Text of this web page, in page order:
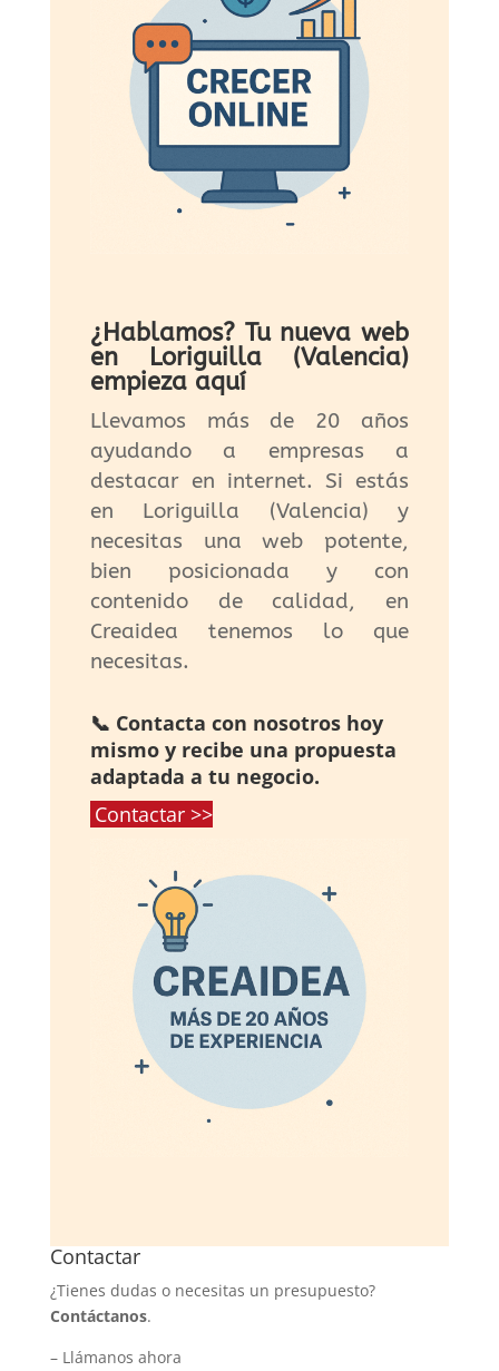
¿Hablamos? Tu nueva web
en Loriguilla (Valencia)
empieza aquí
Llevamos más de 20 años
ayudando a empresas a
destacar en internet. Si estás
en Loriguilla (Valencia) y
necesitas una web potente,
bien posicionada y con
contenido de calidad, en
Creaidea tenemos lo que
necesitas.
📞 Contacta con nosotros hoy
mismo y recibe una propuesta
adaptada a tu negocio.
Contactar >>
Contactar
¿Tienes dudas o necesitas un presupuesto?
Contáctanos.
– Llámanos ahora